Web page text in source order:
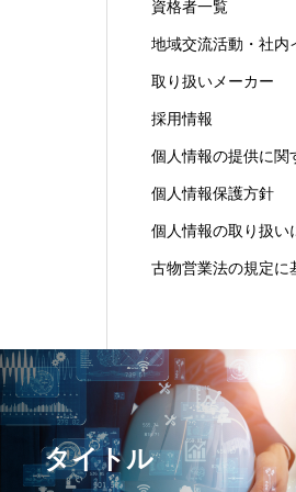
資格者一覧
地域交流活動・社内
取り扱いメーカー
採用情報
個人情報の提供に関
個人情報保護方針
個人情報の取り扱い
古物営業法の規定に
タイトル